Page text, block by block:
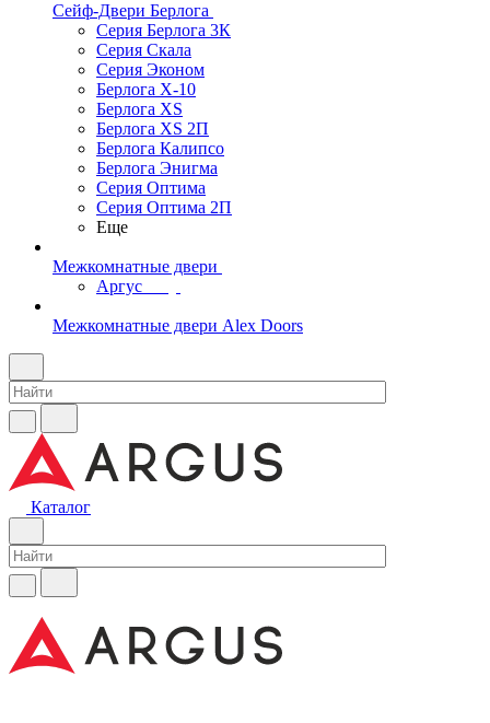
Сейф-Двери Берлога
Серия Берлога 3К
Серия Скала
Серия Эконом
Берлога X-10
Берлога XS
Берлога XS 2П
Берлога Калипсо
Берлога Энигма
Серия Оптима
Серия Оптима 2П
Еще
Межкомнатные двери
Аргус
Межкомнатные двери Alex Doors
Каталог